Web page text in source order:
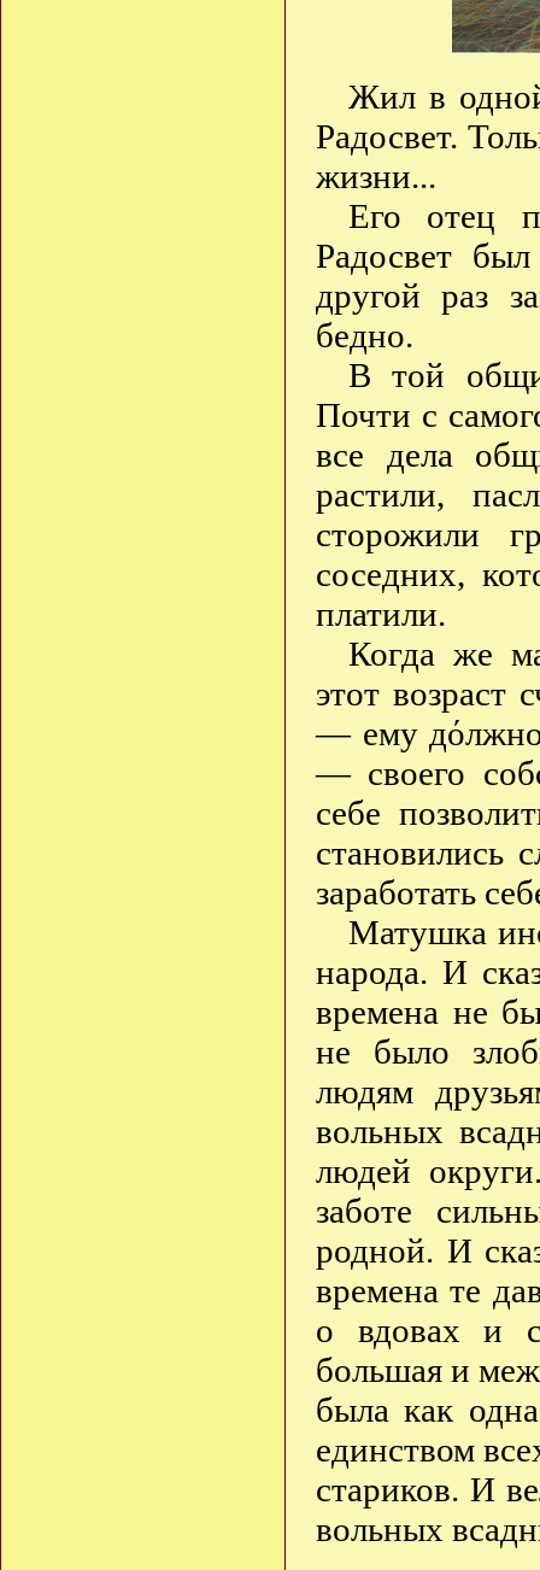
Жил в
Радосвет.
жизни...
Его отец
Радосвет
другой раз
бедно.
В той
Почти с
все дела
растили,
сторожили
соседних,
платили.
Когда же
этот возраст
— ему дόлжно
— своего
себе
становились
заработать
Матушка
народа. И
времена не
не было
людям
вольных
людей
заботе
родной. И
времена те
о вдовах и
большая и
была как
единством
стариков. И
вольных